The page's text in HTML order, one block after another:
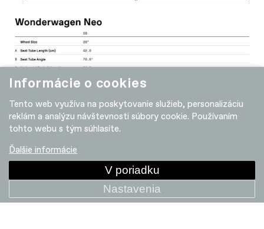
Informácie o cookies
Tento web využíva na poskytovanie služieb, personalizáciu
reklám a analýzu návštevnosti súbory cookie. Používaním
tohto webu s tým súhlasíte.
Ďalšie informácie
V poriadku
Nastavenia